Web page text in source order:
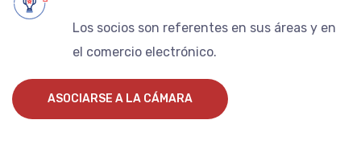
Los socios son referentes en sus áreas y en
el comercio electrónico.
ASOCIARSE A LA CÁMARA